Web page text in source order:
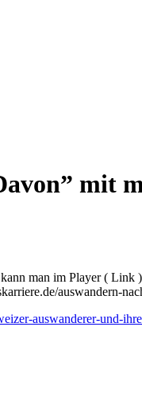
mit
man im Player (
auswandern-
auswanderer-und-